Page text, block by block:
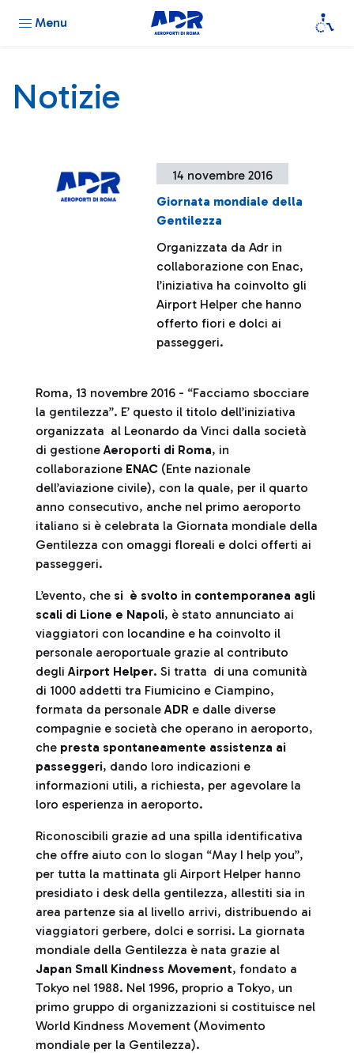
Menu
Notizie
14 novembre 2016
Giornata mondiale della
Gentilezza
Organizzata da Adr in
collaborazione con Enac,
l’iniziativa ha coinvolto gli
Airport Helper che hanno
offerto fiori e dolci ai
passeggeri.
Roma, 13 novembre 2016 - “Facciamo sbocciare
la gentilezza”. E’ questo il titolo dell’iniziativa
organizzata al Leonardo da Vinci dalla società
di gestioneAeroporti di Roma, in
collaborazione ENAC (Ente nazionale
dell’aviazione civile), con la quale, per il quarto
anno consecutivo, anche nel primo aeroporto
italiano si è celebrata la Giornata mondiale della
Gentilezza con omaggi floreali e dolci offerti ai
passeggeri.
L’evento, che si è svolto in contemporanea agli
scali di Lione e Napoli, è stato annunciato ai
viaggiatori con locandine e ha coinvolto il
personale aeroportuale grazie al contributo
degliAirport Helper. Si tratta di una comunità
di 1000 addetti tra Fiumicino e Ciampino,
formata da personaleADR e dalle diverse
compagnie e società che operano in aeroporto,
che presta spontaneamente assistenza ai
passeggeri, dando loro indicazioni e
informazioni utili, a richiesta, per agevolare la
loro esperienza in aeroporto.
Riconoscibili grazie ad una spilla identificativa
che offre aiuto con lo slogan “May I help you”,
per tutta la mattinata gli Airport Helper hanno
presidiato i desk della gentilezza, allestiti sia in
area partenze sia al livello arrivi, distribuendo ai
viaggiatori gerbere, dolci e sorrisi. La giornata
mondiale della Gentilezza è nata grazie al
Japan Small Kindness Movement, fondato a
Tokyo nel 1988. Nel 1996, proprio a Tokyo, un
primo gruppo di organizzazioni si costituisce nel
World Kindness Movement (Movimento
mondiale per la Gentilezza).